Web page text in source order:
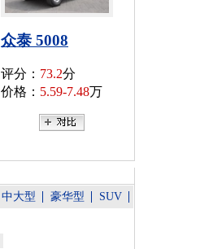
众泰 5008
评分： 73.2分
价格： 5.59-7.48万
中大型 豪华型 SUV